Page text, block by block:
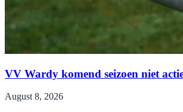
VV Wardy komend seizoen niet
August 8, 2026